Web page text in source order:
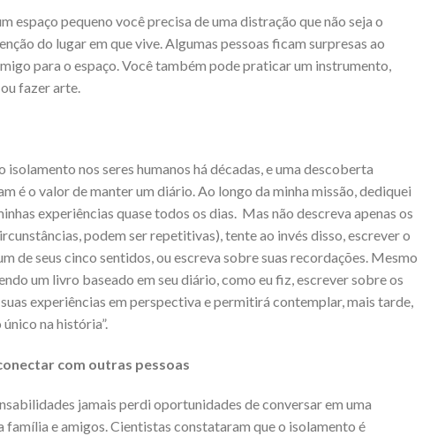
espaço pequeno você precisa de uma distração que não seja o
do lugar em que vive. Algumas pessoas ficam surpresas ao
para o espaço. Você também pode praticar um instrumento,
fazer arte.
isolamento nos seres humanos há décadas, e uma descoberta
é o valor de manter um diário. Ao longo da minha missão, dediquei
experiências quase todos os dias. Mas não descreva apenas os
podem ser repetitivas), tente ao invés disso, escrever o
de seus cinco sentidos, ou escreva sobre suas recordações. Mesmo
um livro baseado em seu diário, como eu fiz, escrever sobre os
experiências em perspectiva e permitirá contemplar, mais tarde,
na história”.
com outras pessoas
jamais perdi oportunidades de conversar em uma
família e amigos. Cientistas constataram que o isolamento é